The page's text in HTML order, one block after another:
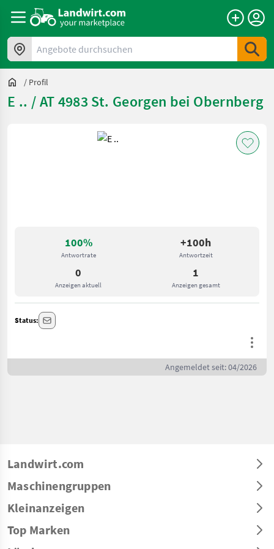
Angebote durchsuchen
/ Profil
E .. / AT 4983 St. Georgen bei Obernberg
100%
Antwortrate
+100h
Antwortzeit
0
Anzeigen aktuell
1
Anzeigen gesamt
Status:
Angemeldet seit: 04/2026
Landwirt.com
Maschinengruppen
Kleinanzeigen
Top Marken